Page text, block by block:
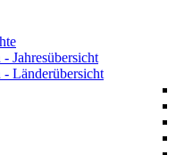
- Jahresübersicht
- Länderübersicht